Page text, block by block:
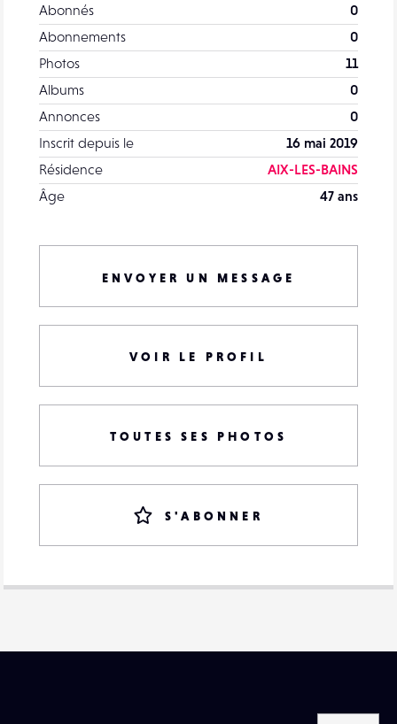
Abonnés
0
Abonnements
0
Photos
11
Albums
0
Annonces
0
Inscrit depuis le
16 mai 2019
Résidence
AIX-LES-BAINS
Âge
47 ans
ENVOYER UN MESSAGE
VOIR LE PROFIL
TOUTES SES PHOTOS
S'ABONNER